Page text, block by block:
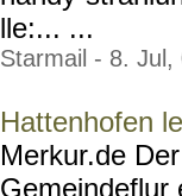
lle:... ...
Starmail - 8. Jul,
Hattenhofen
Merkur.de
Gemeindeflur